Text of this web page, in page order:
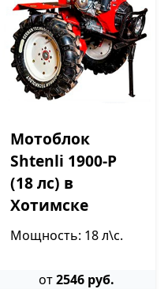
Мотоблок
Shtenli 1900-P
(18 лс) в
Хотимске
Мощность: 18 л\с.
от2546 руб.